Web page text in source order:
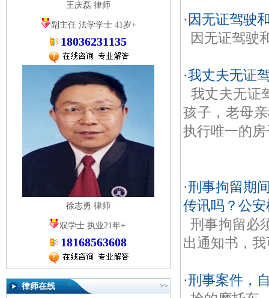
王庆磊 律师
副主任 法学学士 41岁+
18036231135
徐志勇 律师
双学士 执业21年+
18168563608
律师在线 >>
·因无证驾驶
因无证驾驶
·我丈夫无证
我丈夫无证
孩子，老母
执行唯一的
·刑事拘留期
传讯吗？公
刑事拘留必
出通知书，
·刑事案件，